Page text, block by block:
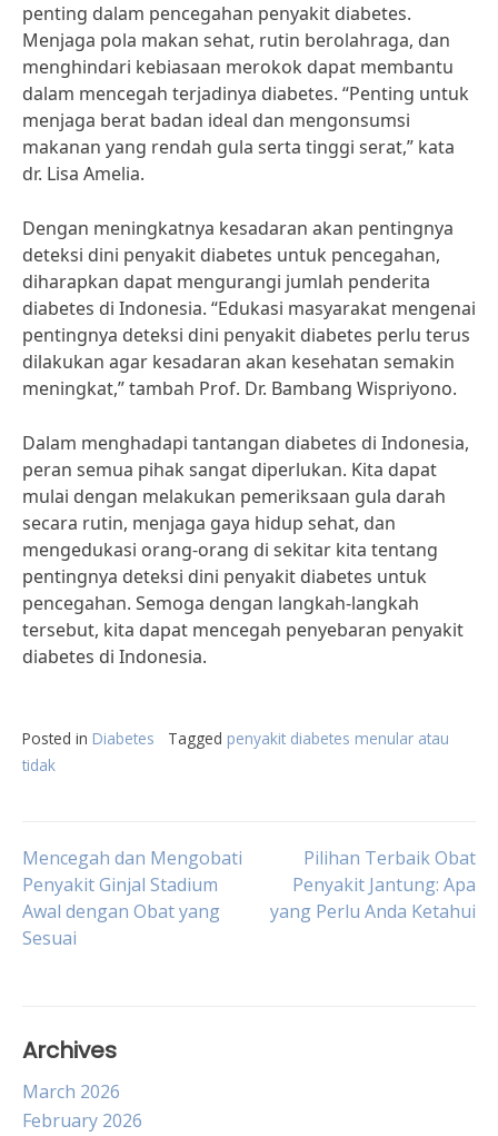
penting dalam pencegahan penyakit diabetes.
Menjaga pola makan sehat, rutin berolahraga, dan
menghindari kebiasaan merokok dapat membantu
dalam mencegah terjadinya diabetes. “Penting untuk
menjaga berat badan ideal dan mengonsumsi
makanan yang rendah gula serta tinggi serat,” kata
dr. Lisa Amelia.
Dengan meningkatnya kesadaran akan pentingnya
deteksi dini penyakit diabetes untuk pencegahan,
diharapkan dapat mengurangi jumlah penderita
diabetes di Indonesia. “Edukasi masyarakat mengenai
pentingnya deteksi dini penyakit diabetes perlu terus
dilakukan agar kesadaran akan kesehatan semakin
meningkat,” tambah Prof. Dr. Bambang Wispriyono.
Dalam menghadapi tantangan diabetes di Indonesia,
peran semua pihak sangat diperlukan. Kita dapat
mulai dengan melakukan pemeriksaan gula darah
secara rutin, menjaga gaya hidup sehat, dan
mengedukasi orang-orang di sekitar kita tentang
pentingnya deteksi dini penyakit diabetes untuk
pencegahan. Semoga dengan langkah-langkah
tersebut, kita dapat mencegah penyebaran penyakit
diabetes di Indonesia.
Posted in Diabetes Tagged penyakit diabetes menular atau
tidak
Post
navigation
Mencegah dan Mengobati
Penyakit Ginjal Stadium
Awal dengan Obat yang
Sesuai
Pilihan Terbaik Obat
Penyakit Jantung: Apa
yang Perlu Anda Ketahui
Archives
March 2026
February 2026